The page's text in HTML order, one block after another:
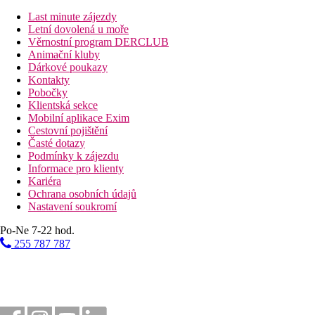
Vzdálenosti
57 km
Vzdálenost od nejbližšího letiště
Pláž
Plážová dovolená
Bazény
Lehátka a slunečníky u bazénu zdarma
Bar u bazénu
Fotogalerie
Last minute zájezdy
Letní dovolená u moře
Věrnostní program DERCLUB
Animační kluby
Dárkové poukazy
Kontakty
Pobočky
Klientská sekce
Mobilní aplikace Exim
Cestovní pojištění
Časté dotazy
Podmínky k zájezdu
Informace pro klienty
Kariéra
Ochrana osobních údajů
Nastavení soukromí
Po-Ne 7-22 hod.
255 787 787